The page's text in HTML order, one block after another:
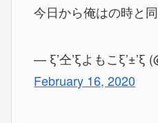
今日から俺はの時と
— ξ’仝’ξよもこξ’±’ξ
February 16, 2020